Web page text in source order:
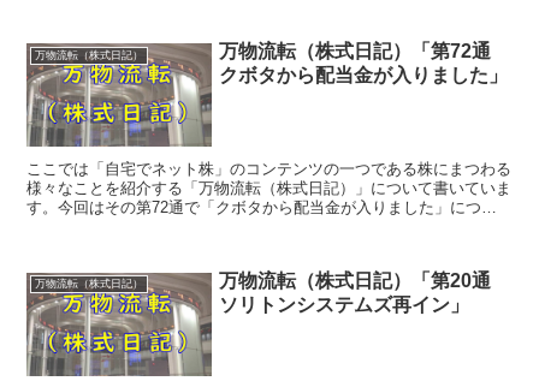
万物流転（株式日記）
万物流転（株式日記）「第72通
クボタから配当金が入りました」
ここでは「自宅でネット株」のコンテンツの一つである株にまつわる
様々なことを紹介する「万物流転（株式日記）」について書いていま
す。今回はその第72通で「クボタから配当金が入りました」につい
万物流転（株式日記）
万物流転（株式日記）「第20通
ソリトンシステムズ再イン」